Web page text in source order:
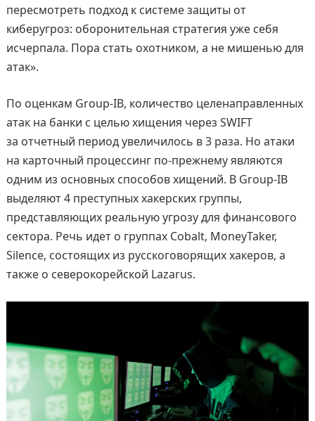
пересмотреть подход к системе защиты от
киберугроз: оборонительная стратегия уже себя
исчерпала. Пора стать охотником, а не мишенью для
атак».
По оценкам Group-IB, количество целенаправленных
атак на банки с целью хищения через SWIFT
за отчетный период увеличилось в 3 раза. Но атаки
на карточный процессинг по-прежнему являются
одним из основных способов хищений. В Group-IB
выделяют 4 преступных хакерских группы,
представляющих реальную угрозу для финансового
сектора. Речь идет о группах Cobalt, MoneyTaker,
Silence, состоящих из русскоговорящих хакеров, а
также о северокорейской Lazarus.